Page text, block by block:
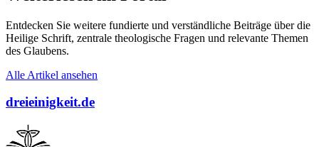
Entdecken Sie weitere fundierte und verständliche Beiträge über die
Heilige Schrift, zentrale theologische Fragen und relevante Themen
des Glaubens.
Alle Artikel ansehen
dreieinigkeit.de